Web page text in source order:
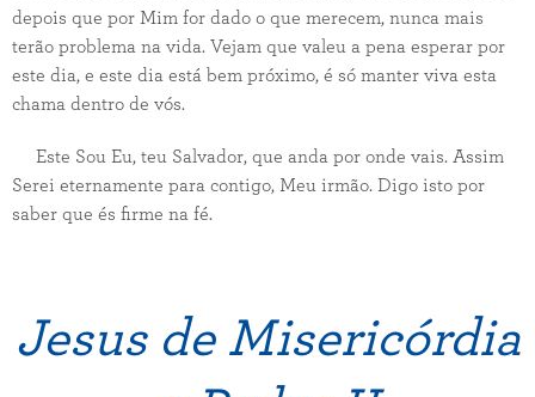
depois que por Mim for dado o que merecem, nunca mais
terão problema na vida. Vejam que valeu a pena esperar por
este dia, e este dia está bem próximo, é só manter viva esta
chama dentro de vós.
Este Sou Eu, teu Salvador, que anda por onde vais. Assim
Serei eternamente para contigo, Meu irmão. Digo isto por
saber que és firme na fé.
Jesus de Misericórdia